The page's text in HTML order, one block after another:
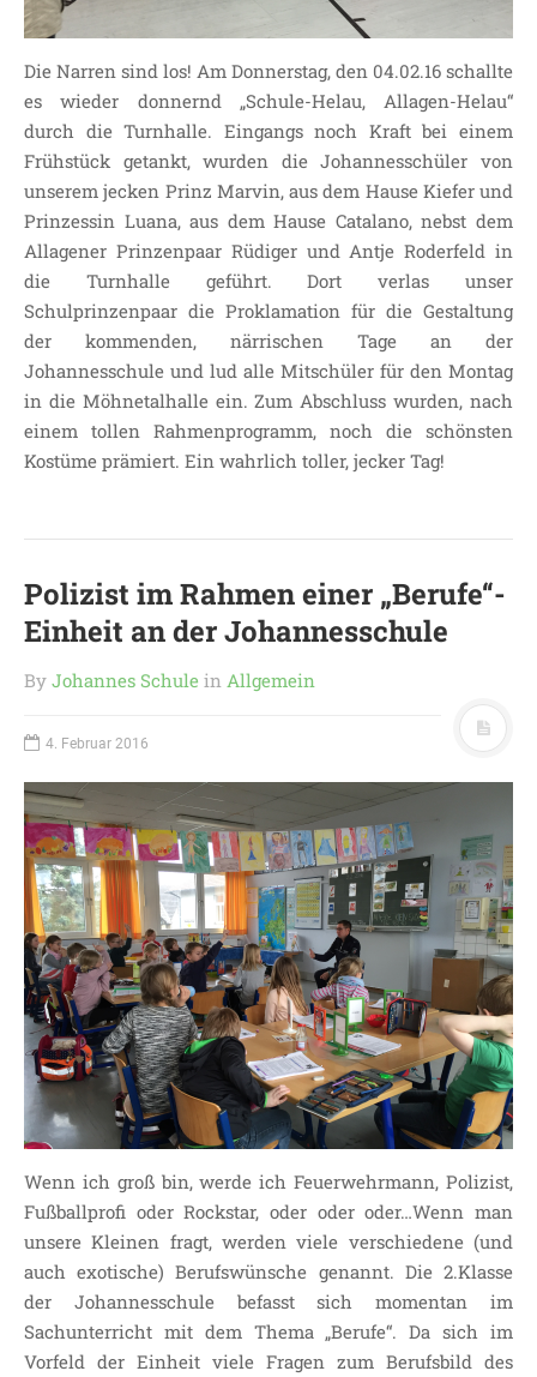
Die Narren sind los! Am Donnerstag, den 04.02.16 schallte
es wieder donnernd „Schule-Helau, Allagen-Helau“
durch die Turnhalle. Eingangs noch Kraft bei einem
Frühstück getankt, wurden die Johannesschüler von
unserem jecken Prinz Marvin, aus dem Hause Kiefer und
Prinzessin Luana, aus dem Hause Catalano, nebst dem
Allagener Prinzenpaar Rüdiger und Antje Roderfeld in
die Turnhalle geführt. Dort verlas unser
Schulprinzenpaar die Proklamation für die Gestaltung
der kommenden, närrischen Tage an der
Johannesschule und lud alle Mitschüler für den Montag
in die Möhnetalhalle ein. Zum Abschluss wurden, nach
einem tollen Rahmenprogramm, noch die schönsten
Kostüme prämiert. Ein wahrlich toller, jecker Tag!
Polizist im Rahmen einer „Berufe“-
Einheit an der Johannesschule
By Johannes Schule in Allgemein
4. Februar 2016
Wenn ich groß bin, werde ich Feuerwehrmann, Polizist,
Fußballprofi oder Rockstar, oder oder oder…Wenn man
unsere Kleinen fragt, werden viele verschiedene (und
auch exotische) Berufswünsche genannt. Die 2.Klasse
der Johannesschule befasst sich momentan im
Sachunterricht mit dem Thema „Berufe“. Da sich im
Vorfeld der Einheit viele Fragen zum Berufsbild des